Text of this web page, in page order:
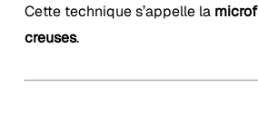
Cette technique s’appelle la
creuses.